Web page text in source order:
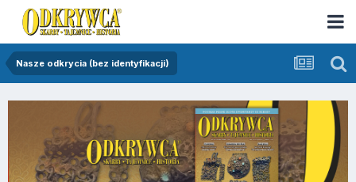
Nasze odkrycia (bez identyfikacji)